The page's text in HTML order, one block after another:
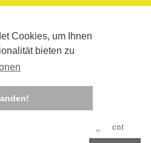
Cookies, um Ihnen
bieten zu
Corona-Management